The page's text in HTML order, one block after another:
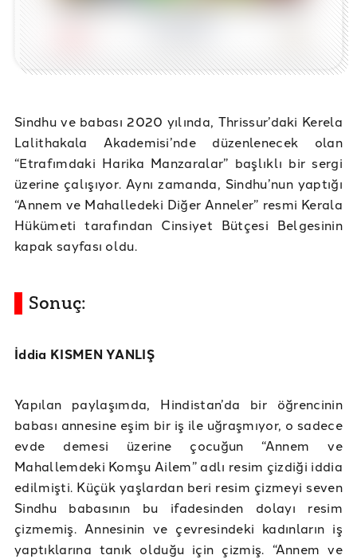
Sindhu ve babası 2020 yılında, Thrissur’daki Kerela
Lalithakala Akademisi’nde düzenlenecek olan
“Etrafımdaki Harika Manzaralar” başlıklı bir sergi
üzerine çalışıyor. Aynı zamanda, Sindhu’nun yaptığı
“Annem ve Mahalledeki Diğer Anneler” resmi Kerala
Hükümeti tarafından Cinsiyet Bütçesi Belgesinin
kapak sayfası oldu.
Sonuç:
İddia KISMEN YANLIŞ
Yapılan paylaşımda, Hindistan’da bir öğrencinin
babası annesine eşim bir iş ile uğraşmıyor, o sadece
evde demesi üzerine çocuğun “Annem ve
Mahallemdeki Komşu Ailem” adlı resim çizdiği iddia
edilmişti. Küçük yaşlardan beri resim çizmeyi seven
Sindhu babasının bu ifadesinden dolayı resim
çizmemiş. Annesinin ve çevresindeki kadınların iş
yaptıklarına tanık olduğu için çizmiş. “Annem ve